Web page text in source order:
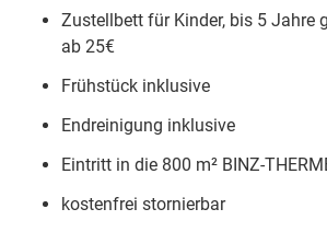
Zustellbett für Kinder, bis 5 Jahre
ab 25€
Frühstück inklusive
Endreinigung inklusive
Eintritt in die 800 m² BINZ-
kostenfrei stornierbar